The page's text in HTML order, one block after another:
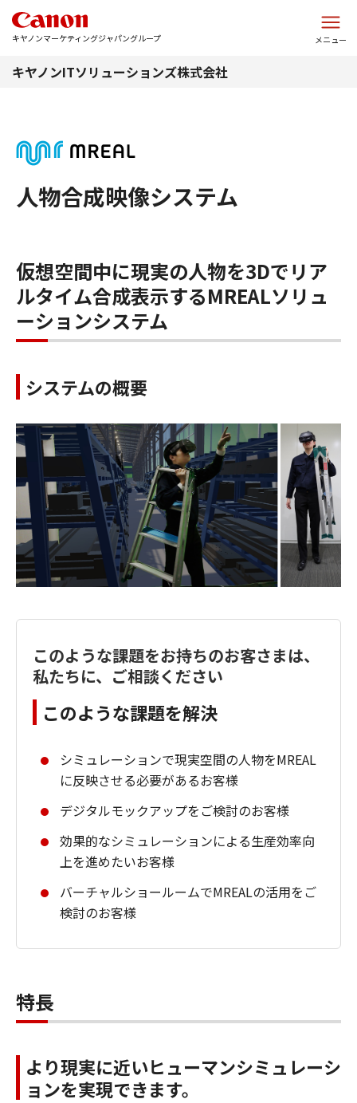
キヤノンマーケティングジャパングループ メニュー
キヤノンITソリューションズ株式会社
人物合成映像システム
仮想空間中に現実の人物を3Dでリア
ルタイム合成表示するMREALソリュ
ーションシステム
システムの概要
このような課題をお持ちのお客さまは、
私たちに、ご相談ください
このような課題を解決
シミュレーションで現実空間の人物をMREAL
に反映させる必要があるお客様
デジタルモックアップをご検討のお客様
効果的なシミュレーションによる生産効率向
上を進めたいお客様
バーチャルショールームでMREALの活用をご
検討のお客様
特長
より現実に近いヒューマンシミュレーシ
ョンを実現できます。